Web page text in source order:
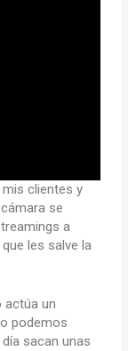
clientes y
se
a
les salve la
actúa un
podemos
sacan unas